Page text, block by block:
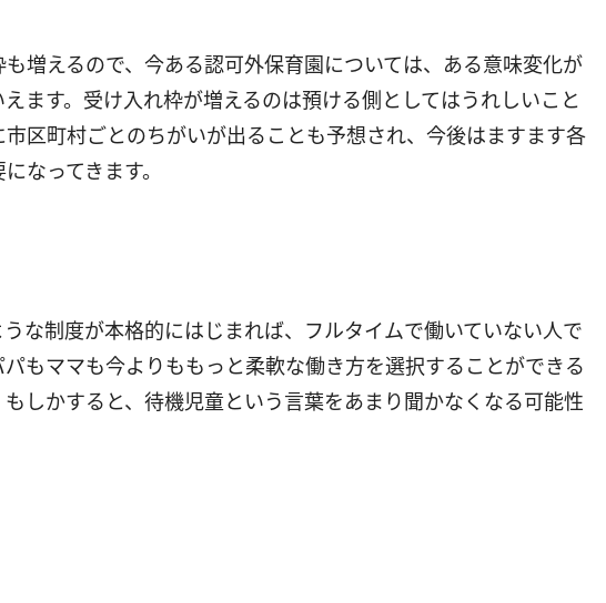
増えるので、今ある認可外保育園については、ある意味変化が
ます。受け入れ枠が増えるのは預ける側としてはうれしいこと
区町村ごとのちがいが出ることも予想され、今後はますます各
なってきます。
な制度が本格的にはじまれば、フルタイムで働いていない人で
もママも今よりももっと柔軟な働き方を選択することができる
しかすると、待機児童という言葉をあまり聞かなくなる可能性